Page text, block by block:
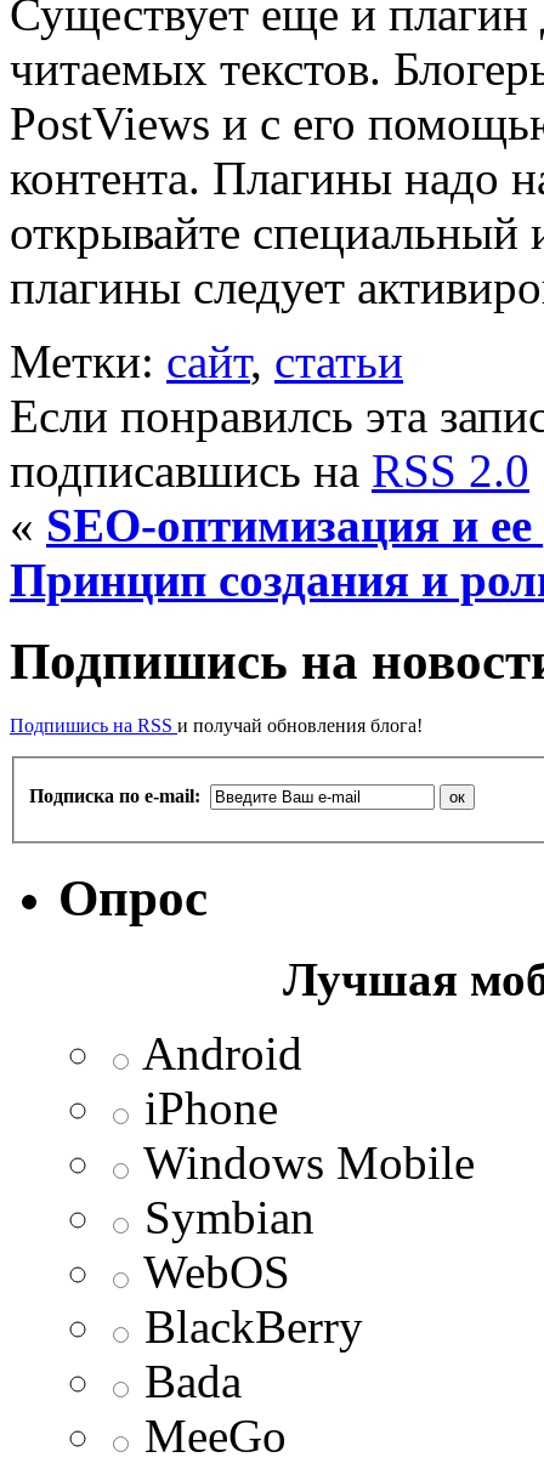
Существует еще и плагин
читаемых текстов.
PostViews и с его
контента. Плагины надо
открывайте специальный
плагины следует
Метки: сайт, статьи
Если понравилсь эта
подписавшись на RSS 2.0
« SEO-оптимизация и
Принцип создания и
Подпишись на
Подпишись на RSS и получай обновления блога!
Подписка по e-mail:
Опрос
Лучшая
Android
iPhone
Windows Mobile
Symbian
WebOS
BlackBerry
Bada
MeeGo